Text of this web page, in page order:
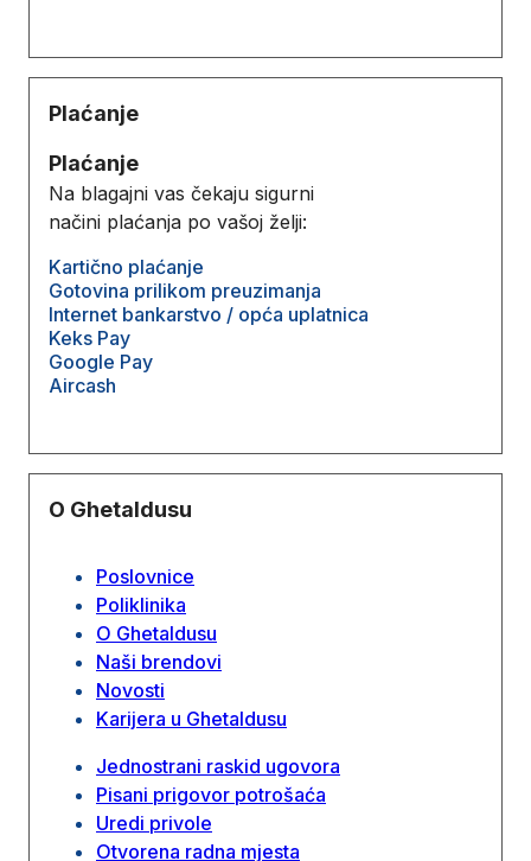
Plaćanje
Plaćanje
Na blagajni vas čekaju sigurni
načini plaćanja po vašoj želji:
Kartično plaćanje
Gotovina prilikom preuzimanja
Internet bankarstvo / opća uplatnica
Keks Pay
Google Pay
Aircash
O Ghetaldusu
Poslovnice
Poliklinika
O Ghetaldusu
Naši brendovi
Novosti
Karijera u Ghetaldusu
Jednostrani raskid ugovora
Pisani prigovor potrošaća
Uredi privole
Otvorena radna mjesta